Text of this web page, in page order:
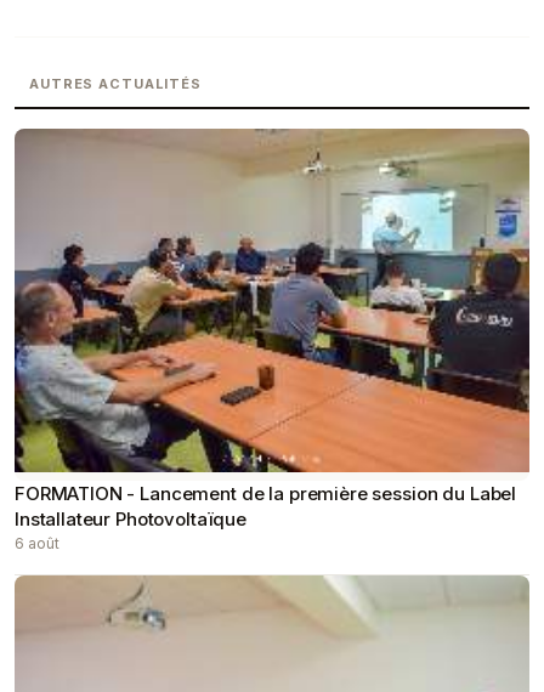
AUTRES ACTUALITÉS
FORMATION - Lancement de la première session du Label
Installateur Photovoltaïque
6 août